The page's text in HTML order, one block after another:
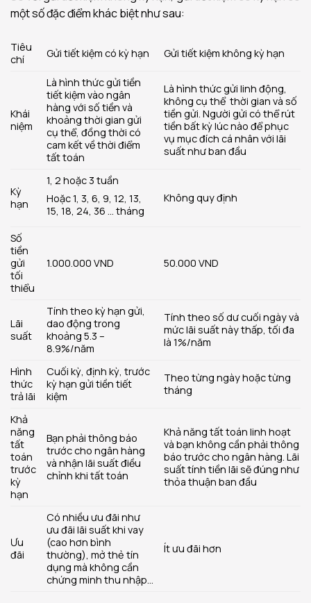
một số đặc điểm khác biệt như sau:
Tiêu
chí
Gửi tiết kiệm có kỳ hạn Gửi tiết kiệm không kỳ hạn
Khái
niệm
Là hình thức gửi tiền
tiết kiệm vào ngân
hàng với số tiền và
khoảng thời gian gửi
cụ thể, đồng thời có
cam kết về thời điểm
tất toán
Là hình thức gửi linh động,
không cụ thể thời gian và số
tiền gửi. Người gửi có thể rút
tiền bất kỳ lúc nào để phục
vụ mục đích cá nhân với lãi
suất như ban đầu
Kỳ
hạn
1, 2 hoặc 3 tuần
Hoặc 1, 3, 6, 9, 12, 13,
15, 18, 24, 36 … tháng
Không quy định
Số
tiền
gửi
tối
thiểu
1.000.000 VND 50.000 VND
Lãi
suất
Tính theo kỳ hạn gửi,
dao động trong
khoảng 5.3 –
8.9%/năm
Tính theo số dư cuối ngày và
mức lãi suất này thấp, tối đa
là 1%/năm
Hình
thức
trả lãi
Cuối kỳ, định kỳ, trước
kỳ hạn gửi tiền tiết
kiệm
Theo từng ngày hoặc từng
tháng
Khả
năng
tất
toán
trước
kỳ
hạn
Bạn phải thông báo
trước cho ngân hàng
và nhận lãi suất điều
chỉnh khi tất toán
Khả năng tất toán linh hoạt
và bạn không cần phải thông
báo trước cho ngân hàng. Lãi
suất tính tiền lãi sẽ đúng như
thỏa thuận ban đầu
Ưu
đãi
Có nhiều ưu đãi như
ưu đãi lãi suất khi vay
(cao hơn bình
thường), mở thẻ tín
dụng mà không cần
chứng minh thu nhập…
Ít ưu đãi hơn